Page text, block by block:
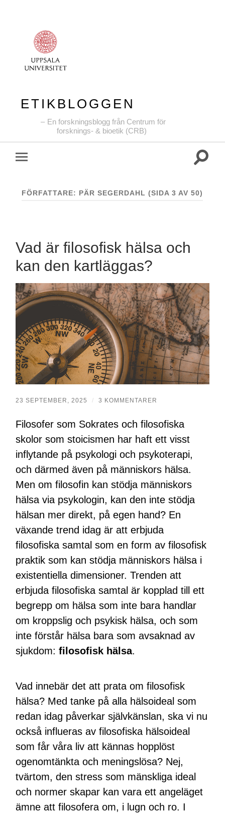
ETIKBLOGGEN
En forskningsblogg från Centrum för
forsknings- & bioetik (CRB)
Slå
FÖRFATTARE: PÄR SEGERDAHL (SIDA 3 AV 50)
Vad är filosofisk hälsa och
kan den kartläggas?
23 SEPTEMBER, 2025 / 3 KOMMENTARER
Filosofer som Sokrates och filosofiska
skolor som stoicismen har haft ett visst
inflytande på psykologi och psykoterapi,
och därmed även på människors hälsa.
Men om filosofin kan stödja människors
hälsa via psykologin, kan den inte stödja
hälsan mer direkt, på egen hand? En
växande trend idag är att erbjuda
filosofiska samtal som en form av filosofisk
praktik som kan stödja människors hälsa i
existentiella dimensioner. Trenden att
erbjuda filosofiska samtal är kopplad till ett
begrepp om hälsa som inte bara handlar
om kroppslig och psykisk hälsa, och som
inte förstår hälsa bara som avsaknad av
sjukdom:filosofisk hälsa.
Vad innebär det att prata om filosofisk
hälsa? Med tanke på alla hälsoideal som
redan idag påverkar självkänslan, ska vi nu
också influeras av filosofiska hälsoideal
som får våra liv att kännas hopplöst
ogenomtänkta och meningslösa? Nej,
tvärtom, den stress som mänskliga ideal
och normer skapar kan vara ett angeläget
ämne att filosofera om, i lugn och ro. I